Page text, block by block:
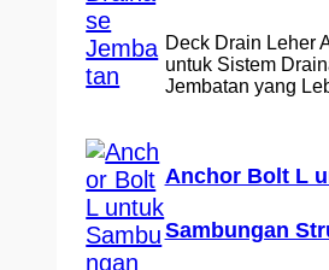
Deck Drain Leher
untuk Sistem
Jembatan yang
Anchor Bolt L
Sambungan